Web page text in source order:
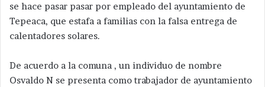
se hace pasar pasar por empleado del ayuntamiento de
Tepeaca, que estafa a familias con la falsa entrega de
calentadores solares.
De acuerdo a la comuna , un individuo de nombre
Osvaldo N se presenta como trabajador de ayuntamiento